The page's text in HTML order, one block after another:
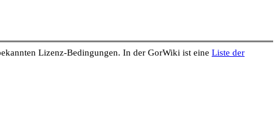
Lizenz-Bedingungen. In der GorWiki ist eine Liste der